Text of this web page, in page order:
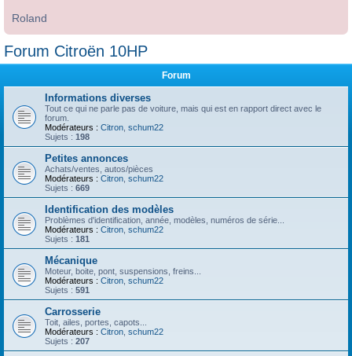
Roland
Forum Citroën 10HP
Forum
Informations diverses
Tout ce qui ne parle pas de voiture, mais qui est en rapport direct avec le
forum.
Modérateurs : Citron schum22
Sujets : 198
Petites annonces
Achats/ventes, autos/pièces
Modérateurs : Citron schum22
Sujets : 669
Identification des modèles
Problèmes d'identification, année, modèles, numéros de série...
Modérateurs : Citron schum22
Sujets : 181
Mécanique
Moteur, boite, pont, suspensions, freins...
Modérateurs : Citron schum22
Sujets : 591
Carrosserie
Toit, ailes, portes, capots...
Modérateurs : Citron schum22
Sujets : 207